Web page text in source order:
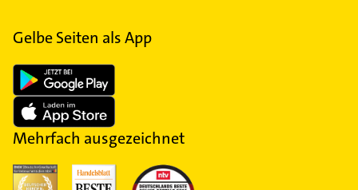
Gelbe Seiten als App
Mehrfach ausgezeichnet